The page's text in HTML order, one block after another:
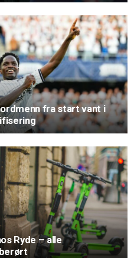
fra start vant i
Ryde – alle